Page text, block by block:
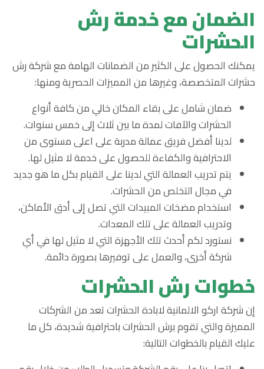
الضمان مع خدمة رش
الحشرات
يمكنك الحصول على الكثير من الضمانات الهامة مع شركة رش
حشرات المتخصصة، وغيرها من المميزات الحصرية ومنها:
ضمان شامل على بقاء المكان خالي من كافة أنواع
الحشرات والآفات لمدة ما بين ثلاث إلى خمس سنوات.
لدينا أفضل فريق عمالة مدربة على اعلى مستوى من
الاحترافية والكفاءة للحصول على خدمة لا مثيل لها.
يتم تدريب العمالة التي لدينا على القيام بكل ما هو جديد
في مجال التخلص من الحشرات.
استخدام مضخات المبيدات التي تصل إلى أدق الأماكن،
وتدريب العمالة على تلك المعدات.
نستورد لكم أحدث تلك الأجهزة التي لا مثيل لها في أي
شركة أخرى، والعمل على توفيرها بصورة دائمة.
خطوات رش الحشرات
إن شركة اركو الالمانية لابادة الحشرات تعد من الشركات
المميزة والتي تقوم برش الحشرات باحترافية شديدة، كل ما
عليك القيام بالخطوات التالية: